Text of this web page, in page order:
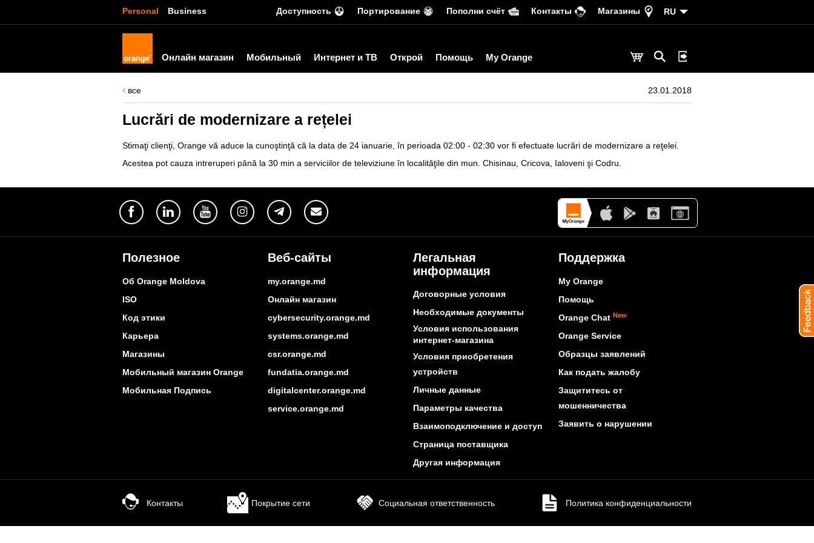
Personal Business Доступность Портирование Пополни счёт Контакты Магазины RU
Онлайн магазин Мобильный Интернет и ТВ Открой Помощь My Orange
все 23.01.2018
Lucrări de modernizare a rețelei
Stimaţi clienţi, Orange vă aduce la cunoştinţă că la data de 24 ianuarie, în perioada 02:00 - 02:30 vor fi efectuate lucrări de modernizare a reţelei.
Acestea pot cauza intreruperi până la 30 min a serviciilor de televiziune în localităţile din mun. Chisinau, Cricova, Ialoveni şi Codru.
Полезное
Об Orange Moldova
ISO
Код этики
Карьера
Магазины
Мобильный магазин Orange
Мобильная Подпись
Веб-сайты
my.orange.md
Онлайн магазин
cybersecurity.orange.md
systems.orange.md
csr.orange.md
fundatia.orange.md
digitalcenter.orange.md
service.orange.md
Легальная
информация
Договорные условия
Необходимые документы
Условия использования
интернет-магазина
Условия приобретения
устройств
Личные данные
Параметры качества
Взаимоподключение и доступ
Страница поставщика
Другая информация
Поддержка
My Orange
Помощь
Orange Chat New
Orange Service
Образцы заявлений
Как подать жалобу
Защититесь от
мошенничества
Заявить о нарушении
Контакты Покрытие сети Социальная ответственность Политика конфиденциальности